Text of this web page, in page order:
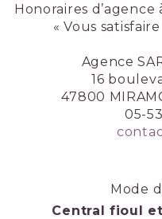
Honoraires
« Vous
Agence
16
47800
05-
Mode
Central fioul